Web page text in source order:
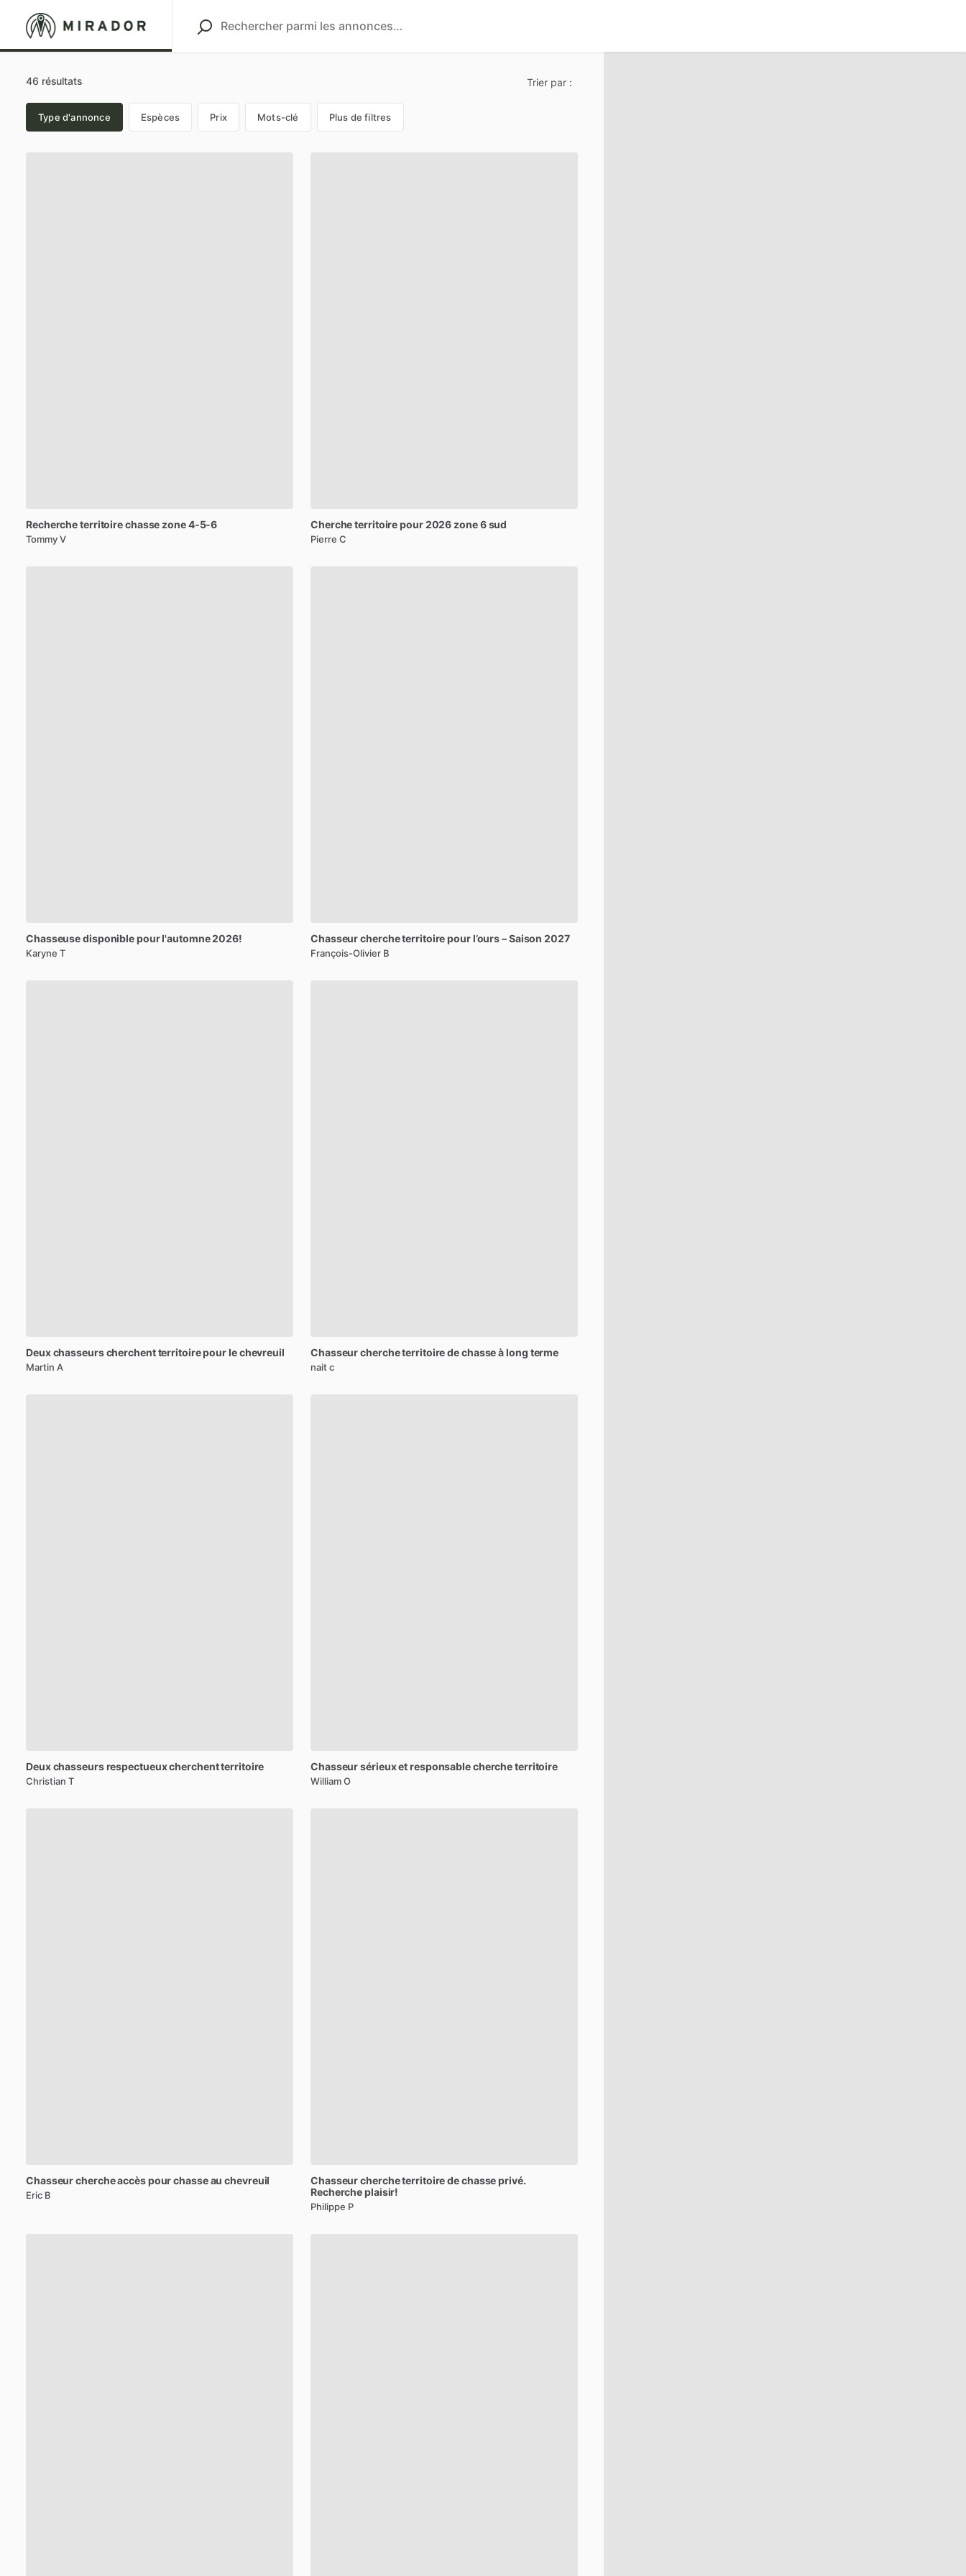
46 résultats Trier par :
Type d'annonce Espèces Prix Mots-clé Plus de filtres
Rechercheterritoirechasse zone4-5-6
Tommy V
Chercheterritoirepour2026 zone6 sud
Pierre C
Chasseusedisponiblepourl'automne2026!
Karyne T
Chasseurchercheterritoirepourl’ours–Saison 2027
François-Olivier B
Deuxchasseurscherchentterritoirepourlechevreuil
Martin A
Chasseurchercheterritoiredechasseàlong terme
nait c
Deuxchasseursrespectueuxcherchentterritoire
Christian T
Chasseursérieuxetresponsablechercheterritoire
William O
Chasseurchercheaccèspourchasseau chevreuil
Eric B
Chasseurchercheterritoiredechasseprivé.
Rechercheplaisir!
Philippe P